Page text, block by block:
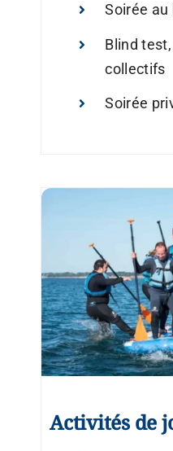
Soirée au
Blind
collectifs
Soirée
Activités de